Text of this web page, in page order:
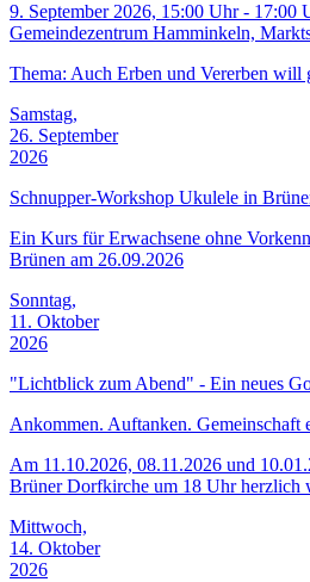
9. September 2026, 15:00 Uhr - 17:00
Gemeindezentrum Hamminkeln,
Thema: Auch Erben und Vererben will
Samstag,
26. September
2026
Schnupper-Workshop Ukulele in
Ein Kurs für Erwachsene ohne
Brünen am 26.09.2026
Sonntag,
11. Oktober
2026
"Lichtblick zum Abend" - Ein neues
Ankommen. Auftanken. Gemeinschaft
Am 11.10.2026, 08.11.2026 und
Brüner Dorfkirche um 18 Uhr herzlich
Mittwoch,
14. Oktober
2026